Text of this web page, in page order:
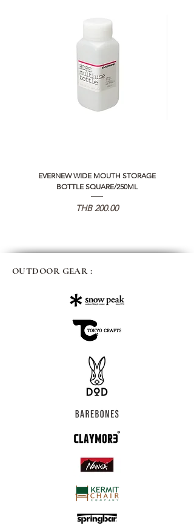
EVERNEW WIDE MOUTH STORAGE
BOTTLE SQUARE/250ML
가격
THB 200.00
OUTDOOR GEAR :